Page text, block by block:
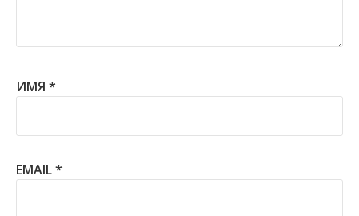
ИМЯ *
EMAIL*